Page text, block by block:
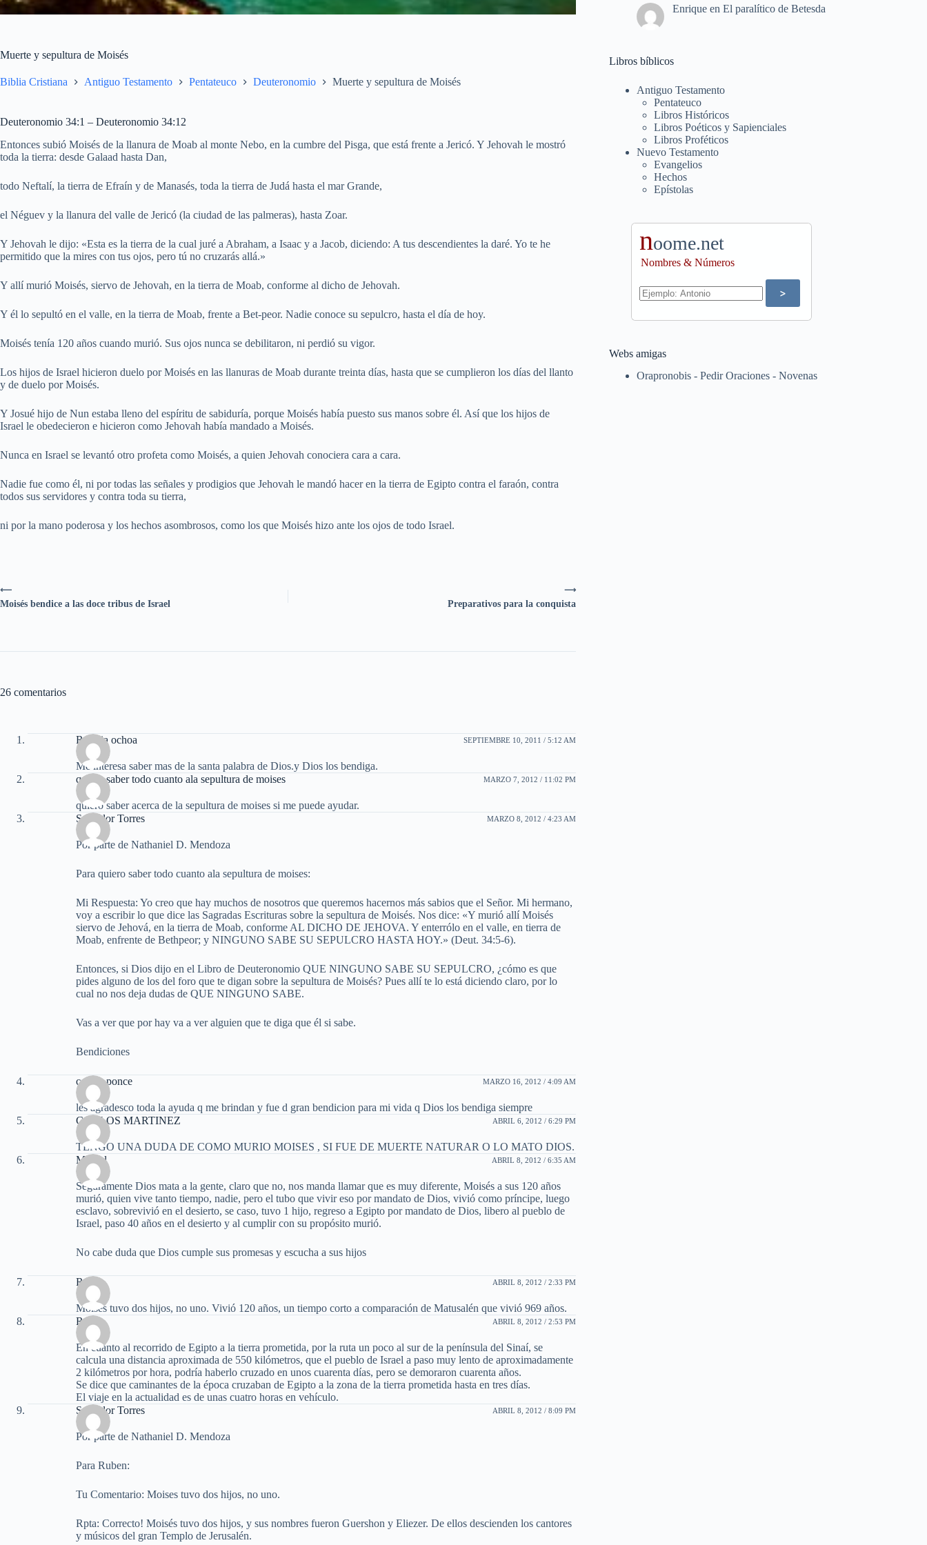
Muerte y sepultura de Moisés
Biblia Cristiana Antiguo Testamento Pentateuco Deuteronomio Muerte y sepultura de Moisés
Deuteronomio 34:1 – Deuteronomio 34:12
Entonces subió Moisés de la llanura de Moab al monte Nebo, en la cumbre del Pisga, que está frente a Jericó. Y Jehovah le mostró
toda la tierra: desde Galaad hasta Dan,
todo Neftalí, la tierra de Efraín y de Manasés, toda la tierra de Judá hasta el mar Grande,
el Néguev y la llanura del valle de Jericó (la ciudad de las palmeras), hasta Zoar.
Y Jehovah le dijo: «Esta es la tierra de la cual juré a Abraham, a Isaac y a Jacob, diciendo: A tus descendientes la daré. Yo te he
permitido que la mires con tus ojos, pero tú no cruzarás allá.»
Y allí murió Moisés, siervo de Jehovah, en la tierra de Moab, conforme al dicho de Jehovah.
Y él lo sepultó en el valle, en la tierra de Moab, frente a Bet-peor. Nadie conoce su sepulcro, hasta el día de hoy.
Moisés tenía 120 años cuando murió. Sus ojos nunca se debilitaron, ni perdió su vigor.
Los hijos de Israel hicieron duelo por Moisés en las llanuras de Moab durante treinta días, hasta que se cumplieron los días del llanto
y de duelo por Moisés.
Y Josué hijo de Nun estaba lleno del espíritu de sabiduría, porque Moisés había puesto sus manos sobre él. Así que los hijos de
Israel le obedecieron e hicieron como Jehovah había mandado a Moisés.
Nunca en Israel se levantó otro profeta como Moisés, a quien Jehovah conociera cara a cara.
Nadie fue como él, ni por todas las señales y prodigios que Jehovah le mandó hacer en la tierra de Egipto contra el faraón, contra
todos sus servidores y contra toda su tierra,
ni por la mano poderosa y los hechos asombrosos, como los que Moisés hizo ante los ojos de todo Israel.
⟶
Preparativos para la conquista
⟵
Moisés bendice a las doce tribus de Israel
26 comentarios
Rosalia ochoa SEPTIEMBRE 10, 2011 / 5:12 AM
Me interesa saber mas de la santa palabra de Dios.y Dios los bendiga.
quiero saber todo cuanto ala sepultura de moises
MARZO 7, 2012 / 11:02 PM
quiero saber acerca de la sepultura de moises si me puede ayudar.
Salvador Torres
MARZO 8, 2012 / 4:23 AM
Por parte de Nathaniel D. Mendoza
Para quiero saber todo cuanto ala sepultura de moises:
Mi Respuesta: Yo creo que hay muchos de nosotros que queremos hacernos más sabios que el Señor. Mi hermano,
voy a escribir lo que dice las Sagradas Escrituras sobre la sepultura de Moisés. Nos dice: «Y murió allí Moisés
siervo de Jehová, en la tierra de Moab, conforme AL DICHO DE JEHOVA. Y enterrólo en el valle, en tierra de
Moab, enfrente de Bethpeor; y NINGUNO SABE SU SEPULCRO HASTA HOY.» (Deut. 34:5-6).
Entonces, si Dios dijo en el Libro de Deuteronomio QUE NINGUNO SABE SU SEPULCRO, ¿cómo es que
pides alguno de los del foro que te digan sobre la sepultura de Moisés? Pues allí te lo está diciendo claro, por lo
cual no nos deja dudas de QUE NINGUNO SABE.
Vas a ver que por hay va a ver alguien que te diga que él si sabe.
Bendiciones
cecilia ponce MARZO 16, 2012 / 4:09 AM
les agradesco toda la ayuda q me brindan y fue d gran bendicion para mi vida q Dios los bendiga siempre
CARLOS MARTINEZ
ABRIL 6, 2012 / 6:29 PM
TENGO UNA DUDA DE COMO MURIO MOISES , SI FUE DE MUERTE NATURAR O LO MATO DIOS.
Miguel
ABRIL 8, 2012 / 6:35 AM
Seguramente Dios mata a la gente, claro que no, nos manda llamar que es muy diferente, Moisés a sus 120 años
murió, quien vive tanto tiempo, nadie, pero el tubo que vivir eso por mandato de Dios, vivió como príncipe, luego
esclavo, sobrevivió en el desierto, se caso, tuvo 1 hijo, regreso a Egipto por mandato de Dios, libero al pueblo de
Israel, paso 40 años en el desierto y al cumplir con su propósito murió.
No cabe duda que Dios cumple sus promesas y escucha a sus hijos
Ruben ABRIL 8, 2012 / 2:33 PM
Moises tuvo dos hijos, no uno. Vivió 120 años, un tiempo corto a comparación de Matusalén que vivió 969 años.
Ruben
ABRIL 8, 2012 / 2:53 PM
En cuanto al recorrido de Egipto a la tierra prometida, por la ruta un poco al sur de la península del Sinaí, se
calcula una distancia aproximada de 550 kilómetros, que el pueblo de Israel a paso muy lento de aproximadamente
2 kilómetros por hora, podría haberlo cruzado en unos cuarenta días, pero se demoraron cuarenta años.
Se dice que caminantes de la época cruzaban de Egipto a la zona de la tierra prometida hasta en tres días.
El viaje en la actualidad es de unas cuatro horas en vehículo.
Salvador Torres
ABRIL 8, 2012 / 8:09 PM
Por parte de Nathaniel D. Mendoza
Para Ruben:
Tu Comentario: Moises tuvo dos hijos, no uno.
Rpta: Correcto! Moisés tuvo dos hijos, y sus nombres fueron Guershon y Eliezer. De ellos descienden los cantores
y músicos del gran Templo de Jerusalén.
Enrique enEl paralítico de Betesda
Libros bíblicos
Antiguo Testamento
Pentateuco
Libros Históricos
Libros Poéticos y Sapienciales
Libros Proféticos
Nuevo Testamento
Evangelios
Hechos
Epístolas
noome.net
Nombres & Números
Webs amigas
Orapronobis - Pedir Oraciones - Novenas